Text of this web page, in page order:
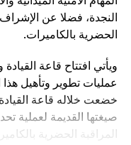
جسراً للتعاون والتنمية،
الذكاء الاصطناعي يجب
والمسؤولية المشتركة
النجدة، فضلا عن
الحضرية بالكاميرات.
عمليات تطوير وتأهيل
خضعت خلاله قاعة
صيغتها القديمة لعملية